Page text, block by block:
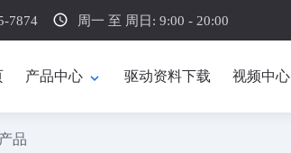
7874 schedule 周一 至 周日: 9:00 - 20:00
产品中心 expand_more 驱动资料下载 视频中心
品